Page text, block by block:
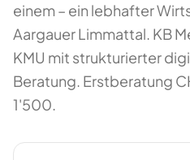
einem – ein lebhafter
Aargauer Limmattal. KB
KMU mit strukturierter
Beratung. Erstberatung
1'500.